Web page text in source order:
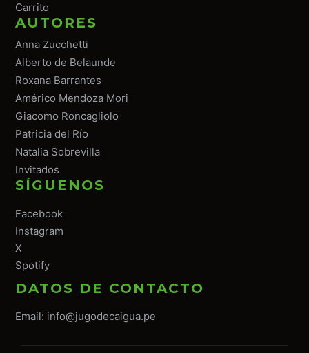
Carrito
AUTORES
Anna Zucchetti
Alberto de Belaunde
Roxana Barrantes
Américo Mendoza Mori
Giacomo Roncagliolo
Patricia del Río
Natalia Sobrevilla
Invitados
SÍGUENOS
Facebook
Instagram
X
Spotify
DATOS DE CONTACTO
Email: info@jugodecaigua.pe